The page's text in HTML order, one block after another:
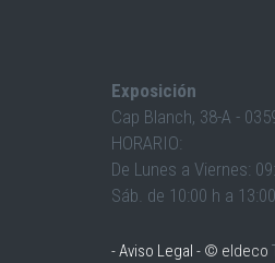
Exposición
Cap Blanch, 38-A -
HORARIO:
De Lunes a Viernes:
Sáb. de 10:00 h a
-Aviso Legal - © eldeco